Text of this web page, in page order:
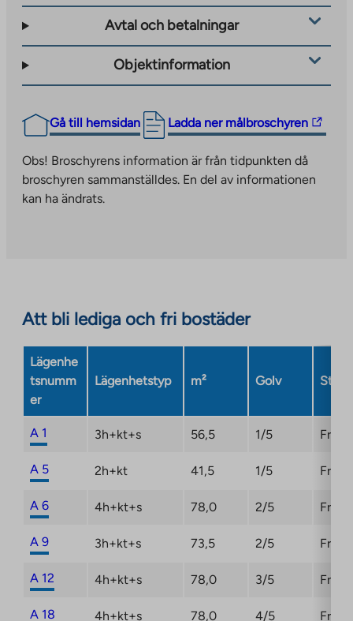
Avtal och betalningar
Objektinformation
Gå till hemsidan Ladda ner målbroschyren
The
takes
you
in
new
Obs! Broschyrens information är från tidpunkten då
broschyren sammanställdes. En del av informationen
kan ha ändrats.
Att bli lediga och fri bostäder
Lägenhe
tsnumm
er
Lägenhetstyp m² Golv
A 1 3h+kt+s 56,5 1/5 Fri
A 5 2h+kt 41,5 1/5 Fri
A 6 4h+kt+s 78,0 2/5 Fri
A 9 3h+kt+s 73,5 2/5 Fri
A 12 4h+kt+s 78,0 3/5 Fri
A 18 4h+kt+s 78,0 4/5 Fri